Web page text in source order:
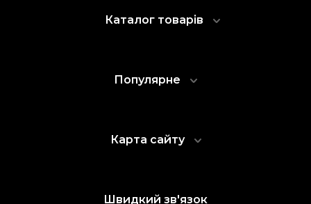
Каталог товарів
Популярне
Карта сайту
Швидкий зв'язок